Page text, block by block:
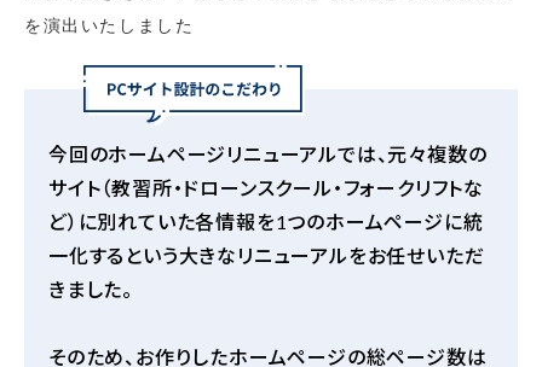
を演出いたしました
今回のホームページリニューアルでは、元々複数の
サイト（教習所・ドローンスクール・フォークリフトな
ど）に別れていた各情報を1つのホームページに統
一化するという大きなリニューアルをお任せいただ
きました。
そのため、お作りしたホームページの総ページ数は